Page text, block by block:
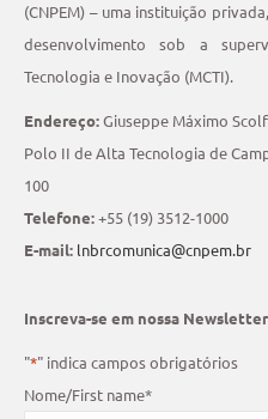
(CNPEM) – uma instituição
desenvolvimento sob a
Tecnologia e Inovação (MCTI).
Endereço:Giuseppe Máximo
Polo II de Alta Tecnologia de
100
Telefone:+55 (19) 3512-1000
E-mail: lnbrcomunica@cnpem.br
Inscreva-se em nossa Newsletter
"*" indica campos obrigatórios
Nome/First name*